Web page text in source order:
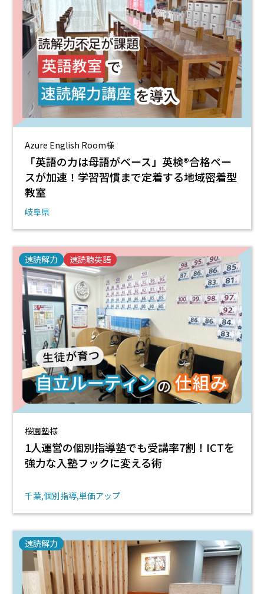
Azure English Room様
「英語の力は母語がベース」英検®合格ペー
スが加速！学習習慣まで定着する地域密着型
教室
岐阜県
速読解力 速読聴英語
桜園塾様
1人運営の個別指導塾でも受講率7割！ICTを
強力な入塾フックに変える術
千葉 個別指導 単価アップ
速読解力